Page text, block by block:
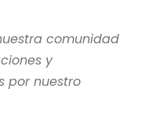
comunidad
y
por nuestro